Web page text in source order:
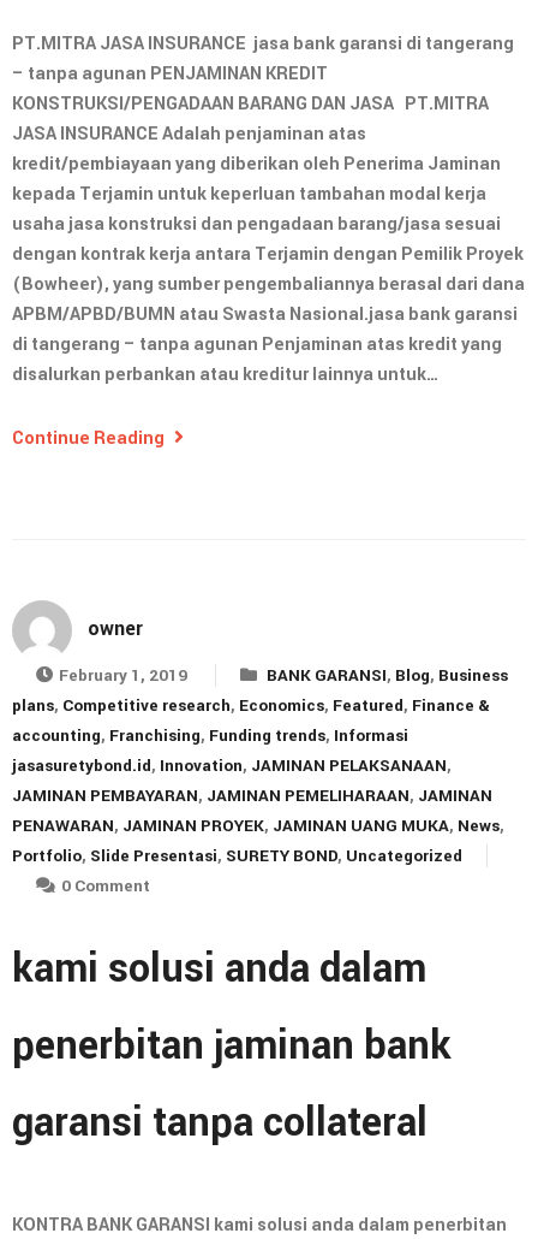
PT.MITRA JASA INSURANCE jasa bank garansi di tangerang
– tanpa agunan PENJAMINAN KREDIT
KONSTRUKSI/PENGADAAN BARANG DAN JASA PT.MITRA
JASA INSURANCE Adalah penjaminan atas
kredit/pembiayaan yang diberikan oleh Penerima Jaminan
kepada Terjamin untuk keperluan tambahan modal kerja
usaha jasa konstruksi dan pengadaan barang/jasa sesuai
dengan kontrak kerja antara Terjamin dengan Pemilik Proyek
(Bowheer), yang sumber pengembaliannya berasal dari dana
APBM/APBD/BUMN atau Swasta Nasional.jasa bank garansi
di tangerang – tanpa agunan Penjaminan atas kredit yang
disalurkan perbankan atau kreditur lainnya untuk…
Continue Reading
owner
February 1, 2019 BANK GARANSI, Blog, Business
plans, Competitive research, Economics, Featured, Finance &
accounting, Franchising, Funding trends, Informasi
jasasuretybond.id, Innovation, JAMINAN PELAKSANAAN,
JAMINAN PEMBAYARAN, JAMINAN PEMELIHARAAN, JAMINAN
PENAWARAN, JAMINAN PROYEK, JAMINAN UANG MUKA, News,
Portfolio, Slide Presentasi, SURETY BOND, Uncategorized
0 Comment
kami solusi anda dalam
penerbitan jaminan bank
garansi tanpa collateral
KONTRA BANK GARANSI kami solusi anda dalam penerbitan